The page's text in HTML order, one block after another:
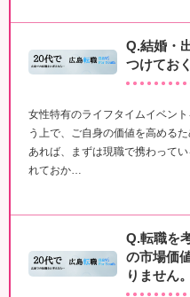
Q.結婚・
つけてお
女性特有のライフタイムイベン
う上で、ご自身の価値を高める
あれば、まずは現職で携わって
れておか…
Q.転職を
の市場価
りません。